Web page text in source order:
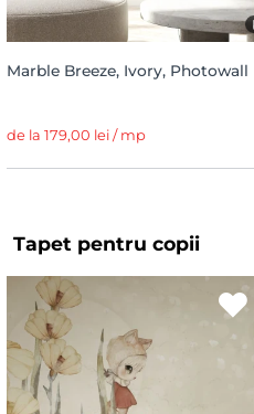
Marble Breeze, Ivory, Photowall
de la 179,00 lei / mp
Tapet pentru copii